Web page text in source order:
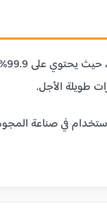
مناسب للاستخدام